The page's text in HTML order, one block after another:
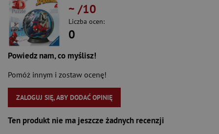
~ /10
Liczba ocen:
0
Powiedz nam, co myślisz!
Pomóż innym i zostaw ocenę!
ZALOGUJ SIĘ, ABY DODAĆ OPINIĘ
Ten produkt nie ma jeszcze żadnych recenzji